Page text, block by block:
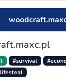
1 #survival